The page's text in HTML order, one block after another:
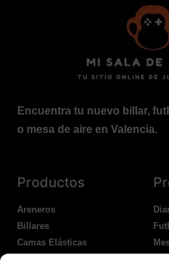
Encuentra tu nuevo billar,
o mesa de aire en Valencia.
Productos
Areneros
Billares
Camas Elásticas